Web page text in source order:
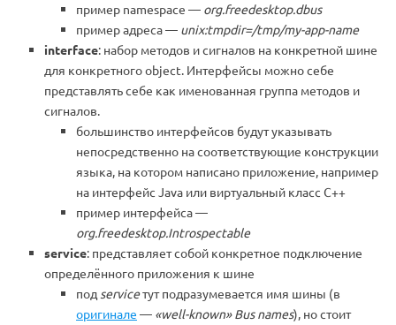
пример namespace — org.freedesktop.dbus
пример адреса — unix:tmpdir=/tmp/my-app-name
interface: набор методов и сигналов на конкретной шине
для конкретного object. Интерфейсы можно себе
представлять себе как именованная группа методов и
сигналов.
большинство интерфейсов будут указывать
непосредственно на соответствующие конструкции
языка, на котором написано приложение, например
на интерфейс Java или виртуальный класс С++
пример интерфейса —
org.freedesktop.Introspectable
service: представляет собой конкретное подключение
определённого приложения к шине
под serviceтут подразумевается имя шины (в
оригинале — «well-known» Bus names), но стоит